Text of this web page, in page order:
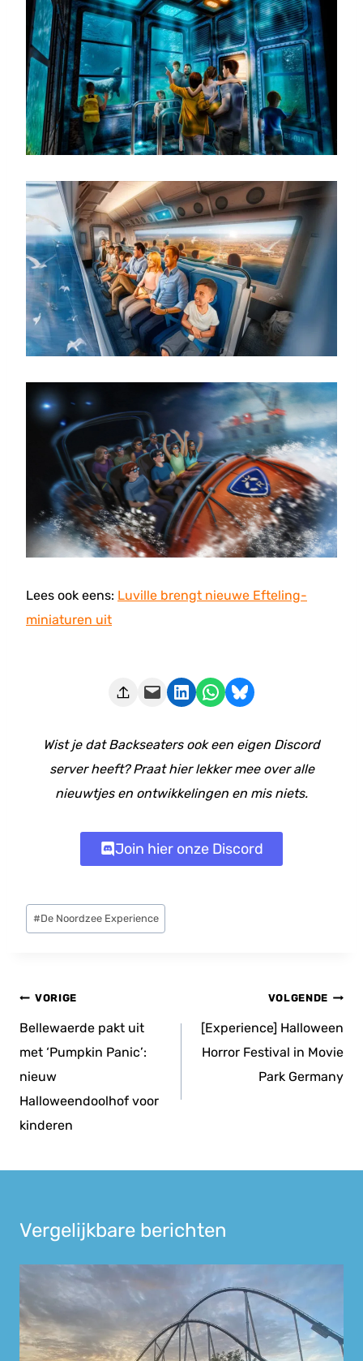
Lees ook eens: Luville brengt nieuwe Efteling-
miniaturen uit
Deze pagina e-mailen Delen op LinkedIn Delen via WhatsApp Share on Bluesky
Wist je dat Backseaters ook een eigen Discord
server heeft? Praat hier lekker mee over alle
nieuwtjes en ontwikkelingen en mis niets.
Join hier onze Discord
Bericht
tags:
#De Noordzee Experience
Bericht
navigatie
VORIGE
Bellewaerde pakt uit
met ‘Pumpkin Panic’:
nieuw
Halloweendoolhof voor
kinderen
VOLGENDE
[Experience] Halloween
Horror Festival in Movie
Park Germany
Vergelijkbare berichten